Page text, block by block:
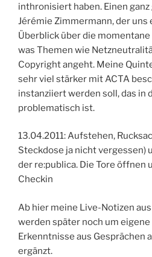
inthronisiert haben. Einen ganz
Jérémie Zimmermann, der uns
Überblick über die momentane
was Themen wie
Copyright angeht. Meine
sehr viel stärker mit ACTA
instanziiert werden soll, das in
problematisch ist.
13.04.2011: Aufstehen,
Steckdose ja nicht vergessen)
der re:publica. Die Tore öffnen
Checkin
Ab hier meine Live-Notizen
werden später noch um eigene
Erkenntnisse aus Gesprächen
ergänzt.